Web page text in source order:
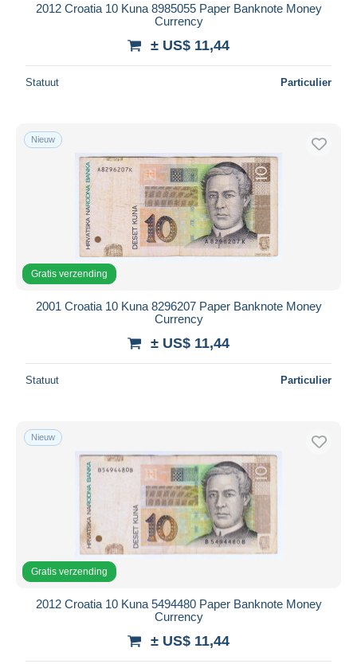
2012 Croatia 10 Kuna 8985055 Paper Banknote Money
Currency
± US$ 11,44
Statuut Particulier
Nieuw
Gratis verzending
2001 Croatia 10 Kuna 8296207 Paper Banknote Money
Currency
± US$ 11,44
Statuut Particulier
Nieuw
Gratis verzending
2012 Croatia 10 Kuna 5494480 Paper Banknote Money
Currency
± US$ 11,44